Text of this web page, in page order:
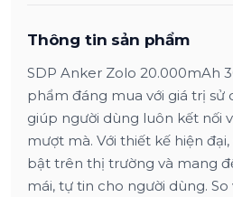
Thông tin sản phẩm
SDP Anker Zolo 20.000mAh
phẩm đáng mua với giá trị sử
giúp người dùng luôn kết nối
mượt mà. Với thiết kế hiện
bật trên thị trường và mang
mái, tự tin cho người dùng.